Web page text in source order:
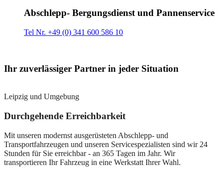
Abschlepp- Bergungsdienst und Pannenservice
Tel Nr. +49 (0) 341 600 586 10
Ihr zuverlässiger Partner in jeder Situation
Leipzig und Umgebung
Durchgehende Erreichbarkeit
Mit unseren modernst ausgerüsteten Abschlepp- und
Transportfahrzeugen und unseren Servicespezialisten sind wir 24
Stunden für Sie erreichbar - an 365 Tagen im Jahr. Wir
transportieren Ihr Fahrzeug in eine Werkstatt Ihrer Wahl.